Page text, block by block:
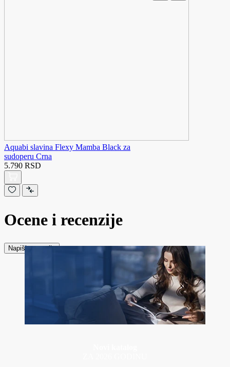
Aquabi slavina Flexy Mamba Black za
sudoperu Crna
5.790 RSD
Ocene i recenzije
Napiši recenziju